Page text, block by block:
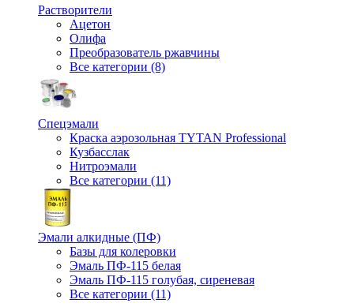
Растворители
Ацетон
Олифа
Преобразователь ржавчины
Все категории (8)
Спецэмали
Краска аэрозольная TYTAN Professional
Кузбасслак
Нитроэмали
Все категории (11)
Эмали алкидные (ПФ)
Базы для колеровки
Эмаль ПФ-115 белая
Эмаль ПФ-115 голубая, сиреневая
Все категории (11)